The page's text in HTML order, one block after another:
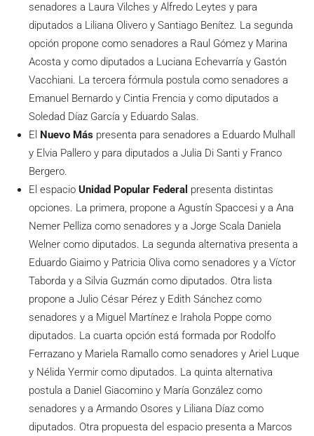
senadores a Laura Vilches y Alfredo Leytes y para
diputados a Liliana Olivero y Santiago Benítez. La segunda
opción propone como senadores a Raul Gómez y Marina
Acosta y como diputados a Luciana Echevarría y Gastón
Vacchiani. La tercera fórmula postula como senadores a
Emanuel Bernardo y Cintia Frencia y como diputados a
Soledad Díaz García y Eduardo Salas.
El Nuevo Más presenta para senadores a Eduardo Mulhall
y Elvia Pallero y para diputados a Julia Di Santi y Franco
Bergero.
El espacio Unidad Popular Federal presenta distintas
opciones. La primera, propone a Agustín Spaccesi y a Ana
Nemer Pelliza como senadores y a Jorge Scala Daniela
Welner como diputados. La segunda alternativa presenta a
Eduardo Giaimo y Patricia Oliva como senadores y a Víctor
Taborda y a Silvia Guzmán como diputados. Otra lista
propone a Julio César Pérez y Edith Sánchez como
senadores y a Miguel Martínez e Irahola Poppe como
diputados. La cuarta opción está formada por Rodolfo
Ferrazano y Mariela Ramallo como senadores y Ariel Luque
y Nélida Yermir como diputados. La quinta alternativa
postula a Daniel Giacomino y María González como
senadores y a Armando Osores y Liliana Díaz como
diputados. Otra propuesta del espacio presenta a Marcos